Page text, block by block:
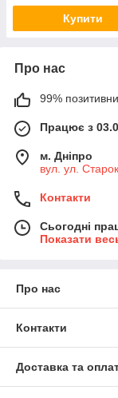
Купити
Про нас
99%
Працює з
м. Дніпро
вул. ул.
Контакти
Сьогодні
Показати
Про нас
Контакти
Доставка та